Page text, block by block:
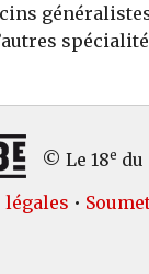
© Le 18e
•